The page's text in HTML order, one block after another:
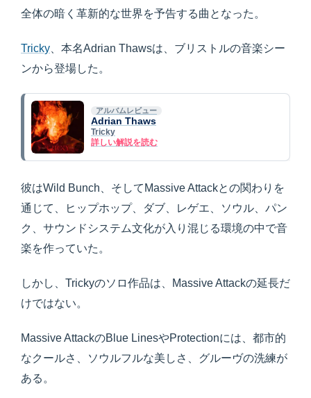
全体の暗く革新的な世界を予告する曲となった。
Tricky 、本名Adrian Thawsは、ブリストルの音楽シー
ンから登場した。
アルバムレビュー
Adrian Thaws
Tricky
詳しい解説を読む
彼はWild Bunch、そしてMassive Attackとの関わりを
通じて、ヒップホップ、ダブ、レゲエ、ソウル、パン
ク、サウンドシステム文化が入り混じる環境の中で音
楽を作っていた。
しかし、Trickyのソロ作品は、Massive Attackの延長だ
けではない。
Massive AttackのBlue LinesやProtectionには、都市的
なクールさ、ソウルフルな美しさ、グルーヴの洗練が
ある。